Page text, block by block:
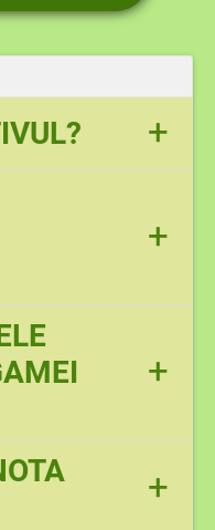
+
+
+
+